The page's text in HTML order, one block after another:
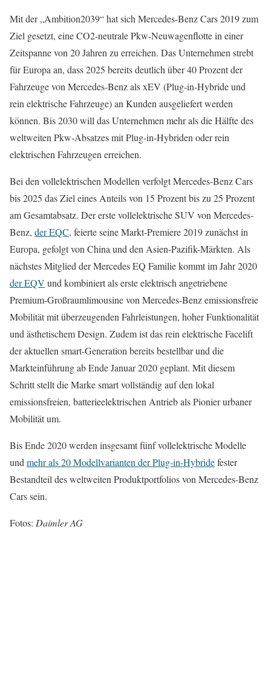
Mit der „Ambition2039“ hat sich Mercedes-Benz Cars 2019 zum
Ziel gesetzt, eine CO2-neutrale Pkw-Neuwagenflotte in einer
Zeitspanne von 20 Jahren zu erreichen. Das Unternehmen strebt
für Europa an, dass 2025 bereits deutlich über 40 Prozent der
Fahrzeuge von Mercedes-Benz als xEV (Plug-in-Hybride und
rein elektrische Fahrzeuge) an Kunden ausgeliefert werden
können. Bis 2030 will das Unternehmen mehr als die Hälfte des
weltweiten Pkw-Absatzes mit Plug-in-Hybriden oder rein
elektrischen Fahrzeugen erreichen.
Bei den vollelektrischen Modellen verfolgt Mercedes-Benz Cars
bis 2025 das Ziel eines Anteils von 15 Prozent bis zu 25 Prozent
am Gesamtabsatz. Der erste vollelektrische SUV von Mercedes-
Benz, der EQC, feierte seine Markt-Premiere 2019 zunächst in
Europa, gefolgt von China und den Asien-Pazifik-Märkten. Als
nächstes Mitglied der Mercedes EQ Familie kommt im Jahr 2020
der EQV und kombiniert als erste elektrisch angetriebene
Premium-Großraumlimousine von Mercedes-Benz emissionsfreie
Mobilität mit überzeugenden Fahrleistungen, hoher Funktionalität
und ästhetischem Design. Zudem ist das rein elektrische Facelift
der aktuellen smart-Generation bereits bestellbar und die
Markteinführung ab Ende Januar 2020 geplant. Mit diesem
Schritt stellt die Marke smart vollständig auf den lokal
emissionsfreien, batterieelektrischen Antrieb als Pionier urbaner
Mobilität um.
Bis Ende 2020 werden insgesamt fünf vollelektrische Modelle
undmehr als 20 Modellvarianten der Plug-in-Hybridefester
Bestandteil des weltweiten Produktportfolios von Mercedes-Benz
Cars sein.
Fotos: Daimler AG